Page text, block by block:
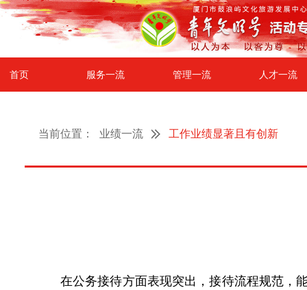
首页 服务一流 管理一流 人才一流
当前位置： 业绩一流 工作业绩显著且有创新
在公务接待方面表现突出，接待流程规范，